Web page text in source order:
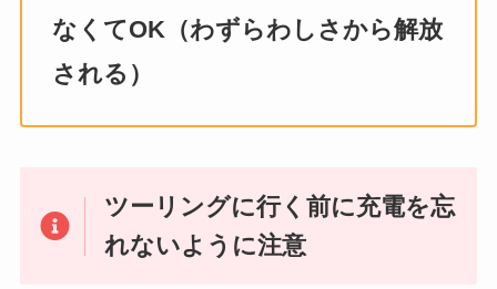
なくてOK（わずらわしさから解放
される）
ツーリングに行く前に充電を忘
れないように注意